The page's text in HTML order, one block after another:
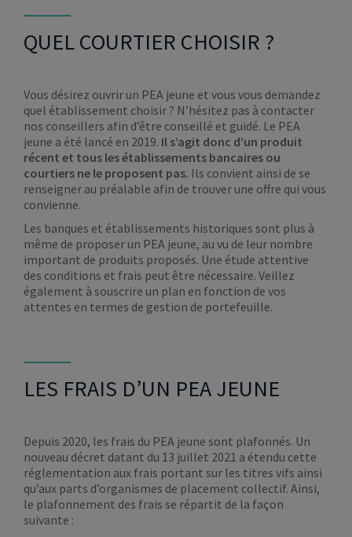
QUEL COURTIER CHOISIR ?
Vous désirez ouvrir un PEA jeune et vous vous demandez
quel établissement choisir ? N’hésitez pas à contacter
nos conseillers afin d’être conseillé et guidé. Le PEA
jeune a été lancé en 2019. Il s’agit donc d’un produit
récent et tous les établissements bancaires ou
courtiers ne le proposent pas. Ils convient ainsi de se
renseigner au préalable afin de trouver une offre qui vous
convienne.
Les banques et établissements historiques sont plus à
même de proposer un PEA jeune, au vu de leur nombre
important de produits proposés. Une étude attentive
des conditions et frais peut être nécessaire. Veillez
également à souscrire un plan en fonction de vos
attentes en termes de gestion de portefeuille.
LES FRAIS D’UN PEA JEUNE
Depuis 2020, les frais du PEA jeune sont plafonnés. Un
nouveau décret datant du 13 juillet 2021 a étendu cette
réglementation aux frais portant sur les titres vifs ainsi
qu’aux parts d’organismes de placement collectif. Ainsi,
le plafonnement des frais se répartit de la façon
suivante :